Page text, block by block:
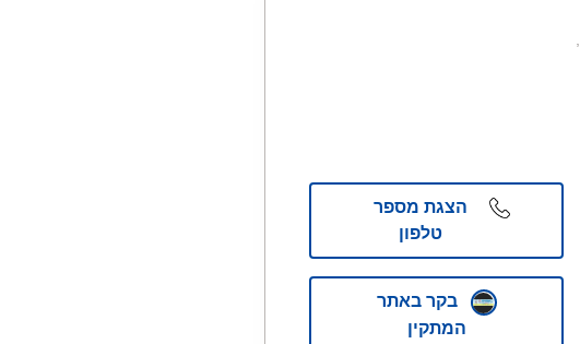
הצגת מספר
טלפון
בקר באתר
המתקין